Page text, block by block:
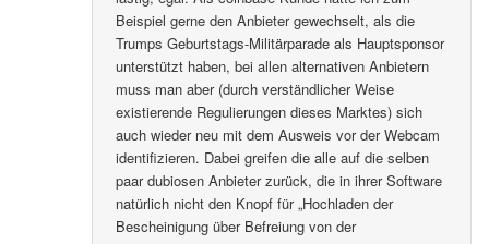
Beispiel gerne den Anbieter gewechselt, als die
Trumps Geburtstags-Militärparade als Hauptsponsor
unterstützt haben, bei allen alternativen Anbietern
muss man aber (durch verständlicher Weise
existierende Regulierungen dieses Marktes) sich
auch wieder neu mit dem Ausweis vor der Webcam
identifizieren. Dabei greifen die alle auf die selben
paar dubiosen Anbieter zurück, die in ihrer Software
natürlich nicht den Knopf für „Hochladen der
Bescheinigung über Befreiung von der